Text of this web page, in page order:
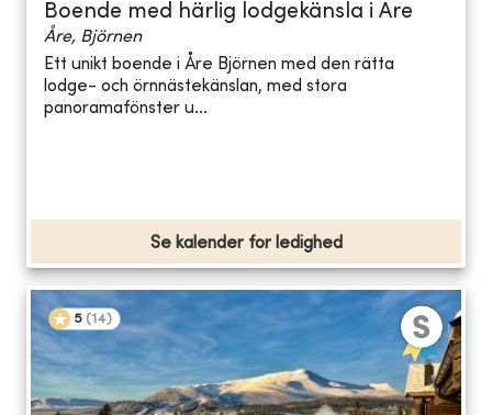
Boende med härlig lodgekänsla i Åre
Åre, Björnen
Ett unikt boende i Åre Björnen med den rätta
lodge- och örnnästekänslan, med stora
panoramafönster u...
Se kalender for ledighed
5 (14)